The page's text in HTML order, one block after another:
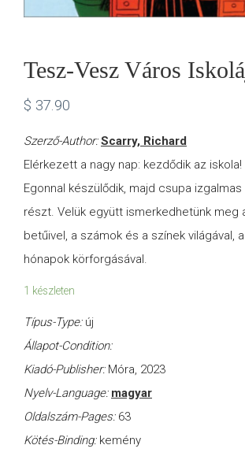
Tesz-Vesz Város
$ 37.90
Szerző-Author:Scarry, Richard
Elérkezett a nagy nap: kezdődik az
Egonnal készülődik, majd csupa
részt. Velük együtt ismerkedhetünk meg
betűivel, a számok és a színek világával,
hónapok körforgásával.
1 készleten
Típus-Type: új
Állapot-Condition:
Kiadó-Publisher: Móra, 2023
Nyelv-Language: magyar
Oldalszám-Pages: 63
Kötés-Binding: kemény